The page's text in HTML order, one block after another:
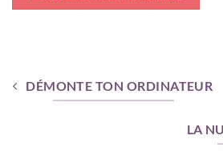
DÉMONTE TON ORDINATEUR
LA